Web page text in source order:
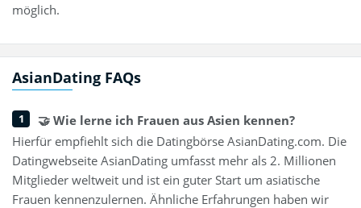
möglich.
AsianDating FAQs
🤝 Wie lerne ich Frauen aus Asien kennen?
Hierfür empfiehlt sich die Datingbörse AsianDating.com. Die
Datingwebseite AsianDating umfasst mehr als 2. Millionen
Mitglieder weltweit und ist ein guter Start um asiatische
Frauen kennenzulernen. Ähnliche Erfahrungen haben wir